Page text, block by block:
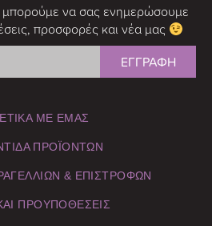
μπορούμε να σας ενημερώσουμε
προσφορές και νέα μας
ΜΕ ΕΜΑΣ
ΠΡΟΪΟΝΤΩΝ
& ΕΠΙΣΤΡΟΦΩΝ
ΠΡΟΥΠΟΘΕΣΕΙΣ